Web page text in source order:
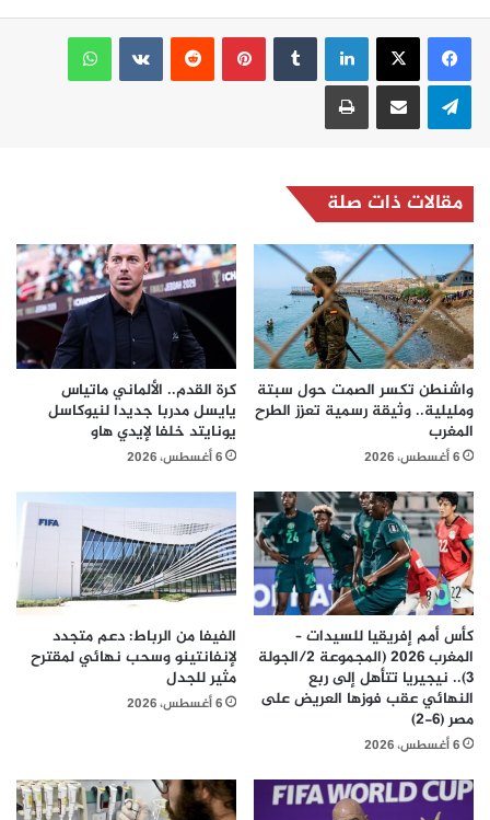
لينكدإن بينتيريست
واتساب
تيلقرام مشاركة عبر البريد طباعة
مقالات ذات صلة
واشنطن تكسر الصمت حول سبتة
ومليلية.. وثيقة رسمية تعزز الطرح
المغرب
6 أغسطس، 2026
كرة القدم.. الألماني ماتياس
يايسل مدربا جديدا لنيوكاسل
يونايتد خلفا لإيدي هاو
6 أغسطس، 2026
كأس أمم إفريقيا للسيدات –
المغرب 2026 (المجموعة 2/الجولة
3).. نيجيريا تتأهل إلى ربع
النهائي عقب فوزها العريض على
مصر (6-2)
6 أغسطس، 2026
الفيفا من الرباط: دعم متجدد
لإنفانتينو وسحب نهائي لمقترح
مثير للجدل
6 أغسطس، 2026